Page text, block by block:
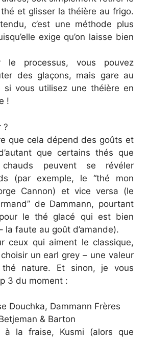
et glisser la théière au frigo.
c’est une méthode plus
exige qu’on laisse bien
le processus, vous pouvez
des glaçons, mais gare au
si vous utilisez une théière en
!
?
que cela dépend des goûts et
que certains thés que
peuvent se révéler
(par exemple, le “thé mon
Cannon) et vice versa (le
de Dammann, pourtant
le thé glacé qui est bien
la faute au goût d’amande).
ceux qui aiment le classique,
un earl grey – une valeur
nature. Et sinon, je vous
3 du moment :
Douchka, Dammann Frères
& Barton
à la fraise, Kusmi (alors que